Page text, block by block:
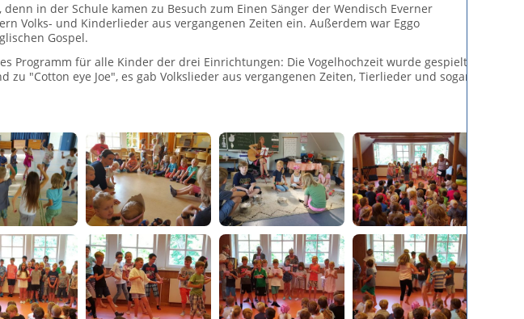
in der Schule kamen zu Besuch zum Einen Sänger der Wendisch Everner
Volks- und Kinderlieder aus vergangenen Zeiten ein. Außerdem war Eggo
Gospel.
Programm für alle Kinder der drei Einrichtungen: Die Vogelhochzeit wurde gespielt
"Cotton eye Joe", es gab Volkslieder aus vergangenen Zeiten, Tierlieder und sogar